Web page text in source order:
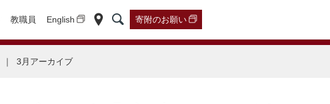
教職員 English 寄附のお願い
｜ 3月アーカイブ